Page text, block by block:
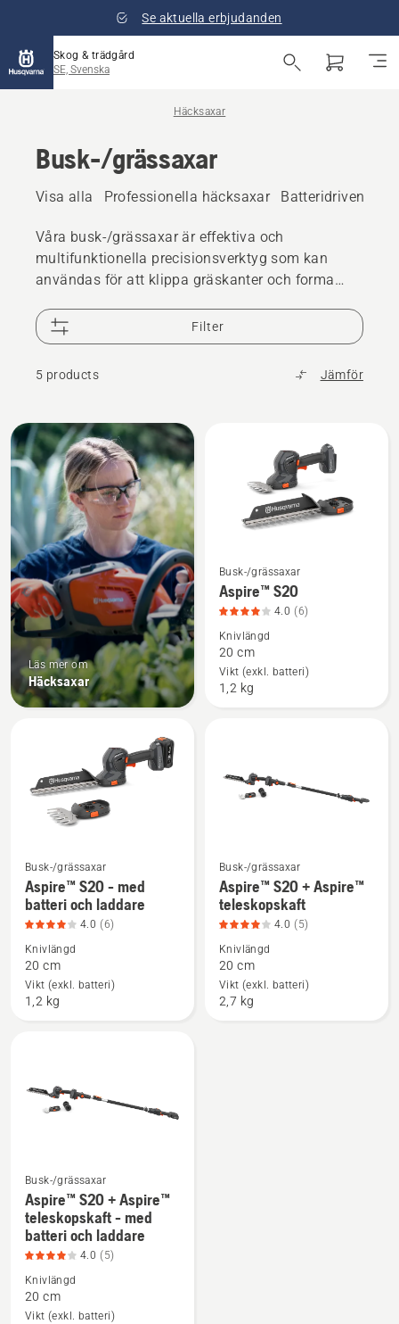
Se aktuella erbjudanden
Skog & trädgård
SE, Svenska
Häcksaxar
Busk-/grässaxar
Visa alla Professionella häcksaxar Batteridriven
Våra busk-/grässaxar är effektiva och
multifunktionella precisionsverktyg som kan
användas för att klippa gräskanter och forma
batteridrivna, sladdlösa och elektriska
busk-/grässaxar.
Filter
5 products Jämför
Alla
produkter
Läs mer om
Häcksaxar
Se
mer
information
om
Aspire™
S20,
Busk-/grässaxar
Aspire™ S20
4.0 (6)
Knivlängd
20 cm
Vikt (exkl. batteri)
1,2 kg
Se
mer
information
om
Aspire™
S20
laddare,
produktbetyg
Busk-/grässaxar
Aspire™ S20 - med
batteri och laddare
4.0 (6)
Knivlängd
20 cm
Vikt (exkl. batteri)
1,2 kg
Se
mer
information
om
Aspire™
S20
Busk-/grässaxar
Aspire™ S20 + Aspire™
teleskopskaft
4.0 (5)
Knivlängd
20 cm
Vikt (exkl. batteri)
2,7 kg
Se
mer
information
Aspire™
S20
Busk-/grässaxar
Aspire™ S20 + Aspire™
teleskopskaft - med
batteri och laddare
4.0 (5)
Knivlängd
20 cm
Vikt (exkl. batteri)